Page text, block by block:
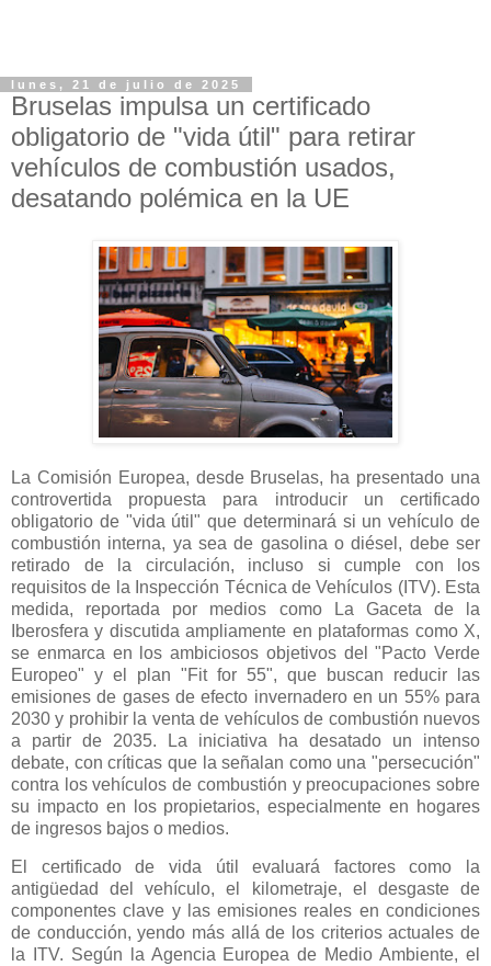
lunes, 21 de julio de 2025
Bruselas impulsa un certificado
obligatorio de "vida útil" para retirar
vehículos de combustión usados,
desatando polémica en la UE
La Comisión Europea, desde Bruselas, ha presentado una
controvertida propuesta para introducir un certificado
obligatorio de "vida útil" que determinará si un vehículo de
combustión interna, ya sea de gasolina o diésel, debe ser
retirado de la circulación, incluso si cumple con los
requisitos de la Inspección Técnica de Vehículos (ITV). Esta
medida, reportada por medios como La Gaceta de la
Iberosfera y discutida ampliamente en plataformas como X,
se enmarca en los ambiciosos objetivos del "Pacto Verde
Europeo" y el plan "Fit for 55", que buscan reducir las
emisiones de gases de efecto invernadero en un 55% para
2030 y prohibir la venta de vehículos de combustión nuevos
a partir de 2035. La iniciativa ha desatado un intenso
debate, con críticas que la señalan como una "persecución"
contra los vehículos de combustión y preocupaciones sobre
su impacto en los propietarios, especialmente en hogares
de ingresos bajos o medios.
El certificado de vida útil evaluará factores como la
antigüedad del vehículo, el kilometraje, el desgaste de
componentes clave y las emisiones reales en condiciones
de conducción, yendo más allá de los criterios actuales de
la ITV. Según la Agencia Europea de Medio Ambiente, el